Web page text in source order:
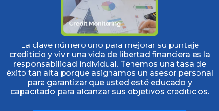
La clave número uno para mejorar su puntaje
crediticio y vivir una vida de libertad financiera es la
responsabilidad individual. Tenemos una tasa de
éxito tan alta porque asignamos un asesor personal
para garantizar que usted esté educado y
capacitado para alcanzar sus objetivos crediticios.